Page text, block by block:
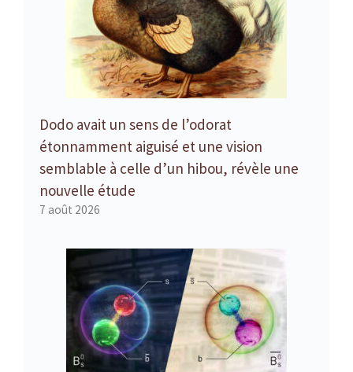
Dodo avait un sens de l’odorat
étonnamment aiguisé et une vision
semblable à celle d’un hibou, révèle une
nouvelle étude
7 août 2026